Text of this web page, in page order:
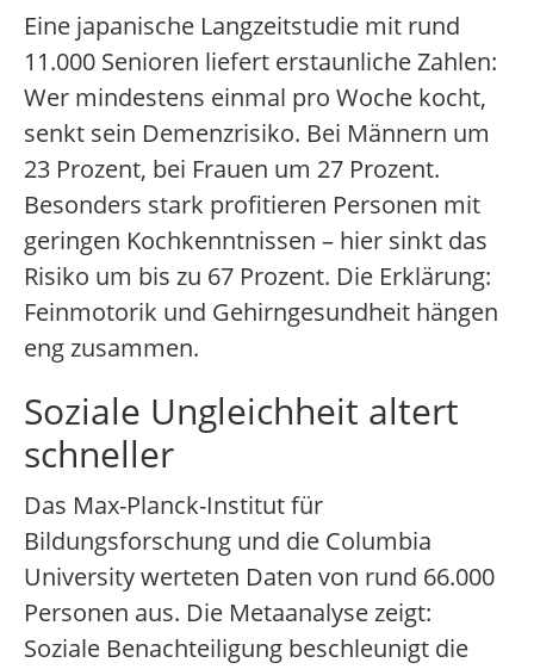
Eine japanische Langzeitstudie mit rund
11.000 Senioren liefert erstaunliche Zahlen:
Wer mindestens einmal pro Woche kocht,
senkt sein Demenzrisiko. Bei Männern um
23 Prozent, bei Frauen um 27 Prozent.
Besonders stark profitieren Personen mit
geringen Kochkenntnissen – hier sinkt das
Risiko um bis zu 67 Prozent. Die Erklärung:
Feinmotorik und Gehirngesundheit hängen
eng zusammen.
Soziale Ungleichheit altert
schneller
Das Max-Planck-Institut für
Bildungsforschung und die Columbia
University werteten Daten von rund 66.000
Personen aus. Die Metaanalyse zeigt:
Soziale Benachteiligung beschleunigt die